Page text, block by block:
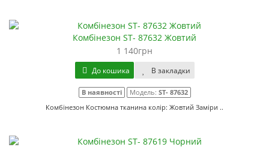
Комбінезон ST- 87632 Жовтий
1 140грн
До кошика В закладки
В наявності Модель: ST- 87632
Комбінезон Костюмна тканина колір: Жовтий Заміри ..